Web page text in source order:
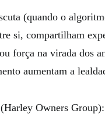
(quando o
si, compartilham
força na virada dos
aumentam a
Owners